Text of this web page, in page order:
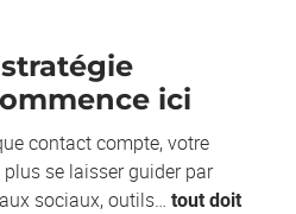
ici
contact compte, votre
se laisser guider par
sociaux, outils… tout doit